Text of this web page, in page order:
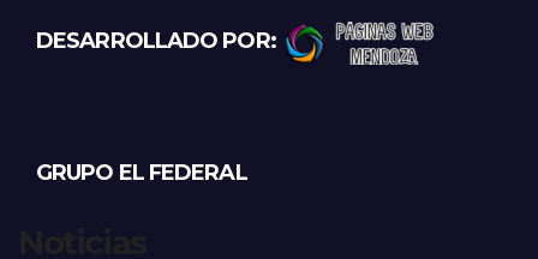
DESARROLLADO POR:
GRUPO EL FEDERAL